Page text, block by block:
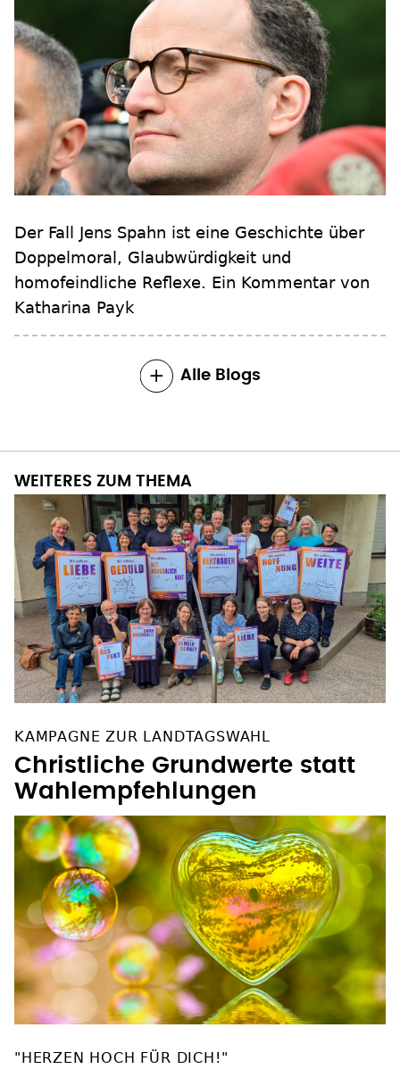
Der Fall Jens Spahn ist eine Geschichte über
Doppelmoral, Glaubwürdigkeit und
homofeindliche Reflexe. Ein Kommentar von
Katharina Payk
Alle Blogs
WEITERES ZUM THEMA
KAMPAGNE ZUR LANDTAGSWAHL
Christliche Grundwerte statt
Wahlempfehlungen
"HERZEN HOCH FÜR DICH!"